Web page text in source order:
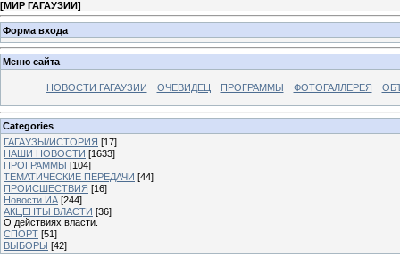
[МИР ГАГАУЗИИ]
Форма входа
Меню сайта
НОВОСТИ ГАГАУЗИИ ОЧЕВИДЕЦ ПРОГРАММЫ ФОТОГАЛЛЕРЕЯ
Categories
ГАГАУЗЫ/ИСТОРИЯ [17]
НАШИ НОВОСТИ [1633]
ПРОГРАММЫ [104]
ТЕМАТИЧЕСКИЕ ПЕРЕДАЧИ [44]
ПРОИСШЕСТВИЯ [16]
Новости ИА [244]
АКЦЕНТЫ ВЛАСТИ [36]
О действиях власти.
СПОРТ [51]
ВЫБОРЫ [42]